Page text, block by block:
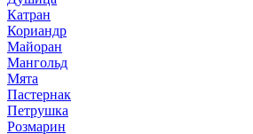
Катран
Кориандр
Майоран
Мангольд
Мята
Пастернак
Петрушка
Розмарин